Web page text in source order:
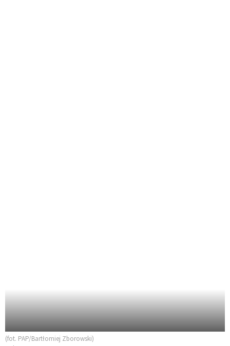
(fot. PAP/Bartłomiej Zborowski)